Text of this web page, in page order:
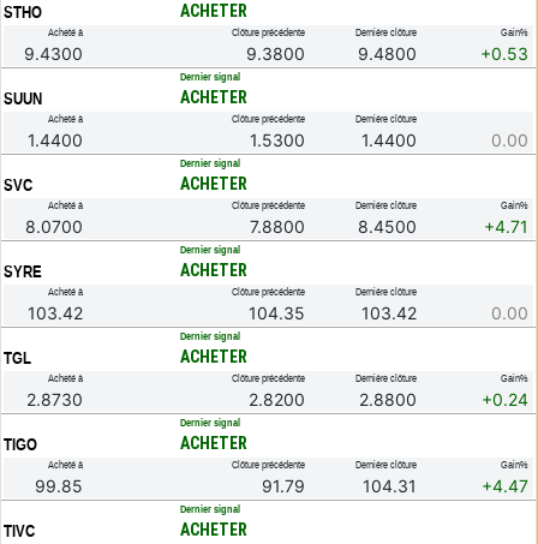
STHO ACHETER
Acheté à
9.4300
Clôture précédente
9.3800
Dernière clôture
9.4800
Gain%
+0.53
SUUN
Dernier signal
ACHETER
Acheté à
1.4400
Clôture précédente
1.5300
Dernière clôture
1.4400 0.00
SVC
Dernier signal
ACHETER
Acheté à
8.0700
Clôture précédente
7.8800
Dernière clôture
8.4500
Gain%
+4.71
SYRE
Dernier signal
ACHETER
Acheté à
103.42
Clôture précédente
104.35
Dernière clôture
103.42 0.00
TGL
Dernier signal
ACHETER
Acheté à
2.8730
Clôture précédente
2.8200
Dernière clôture
2.8800
Gain%
+0.24
TIGO
Dernier signal
ACHETER
Acheté à
99.85
Clôture précédente
91.79
Dernière clôture
104.31
Gain%
+4.47
TIVC
Dernier signal
ACHETER